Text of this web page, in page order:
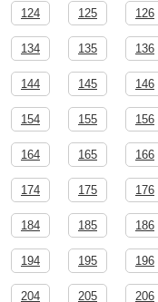
124 125 126
134 135 136
144 145 146
154 155 156
164 165 166
174 175 176
184 185 186
194 195 196
204 205 206